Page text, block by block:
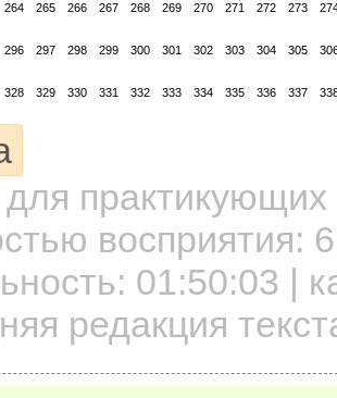
264 265 266 267 268 269 270 271 272 273
296 297 298 299 300 301 302 303 304 305
328 329 330 331 332 333 334 335 336 337
практикующих
восприятия: 6
01:50:03 |
редакция